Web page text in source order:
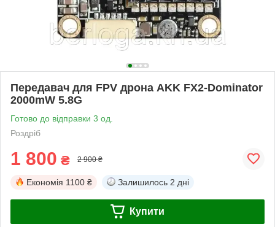
Передавач для FPV дрона AKK FX2-Dominator
2000mW 5.8G
Готово до відправки 3 од.
Роздріб
1 800 ₴ 2 900 ₴
Економія 1100 ₴ Залишилось 2 дні
Купити